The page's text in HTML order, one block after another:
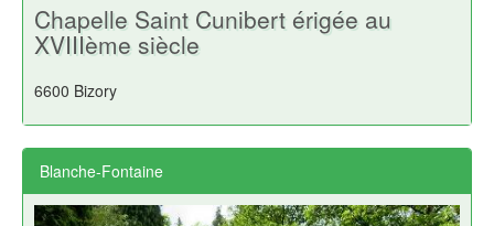
Chapelle Saint Cunibert érigée au
XVIIIème siècle
6600 Bizory
Blanche-Fontaine